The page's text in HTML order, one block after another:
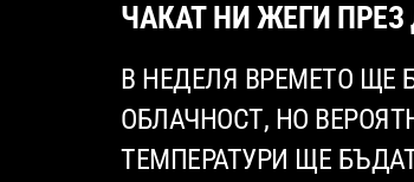
ЧАКАТ НИ ЖЕГИ ПРЕЗ
В НЕДЕЛЯ ВРЕМЕТО ЩЕ
ОБЛАЧНОСТ, НО
ТЕМПЕРАТУРИ ЩЕ